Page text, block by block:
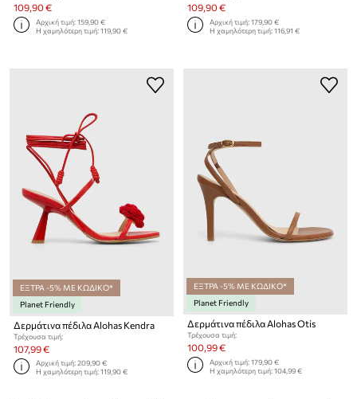
109,90 €
Αρχική τιμή:159,90 €
Η χαμηλότερη τιμή:119,90 €
109,90 €
Αρχική τιμή:179,90 €
Η χαμηλότερη τιμή:116,91 €
ΕΞΤΡΑ -5% ΜΕ ΚΩΔΙΚΟ*
Planet Friendly
Δερμάτινα πέδιλα Alohas Kendra
Τρέχουσα τιμή:
107,99 €
Αρχική τιμή:209,90 €
Η χαμηλότερη τιμή:119,90 €
ΕΞΤΡΑ -5% ΜΕ ΚΩΔΙΚΟ*
Planet Friendly
Δερμάτινα πέδιλα Alohas Otis
Τρέχουσα τιμή:
100,99 €
Αρχική τιμή:179,90 €
Η χαμηλότερη τιμή:104,99 €